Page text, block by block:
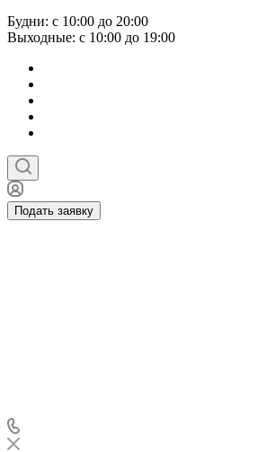
Будни: с 10:00 до 20:00
Выходные: с 10:00 до 19:00
Подать заявку